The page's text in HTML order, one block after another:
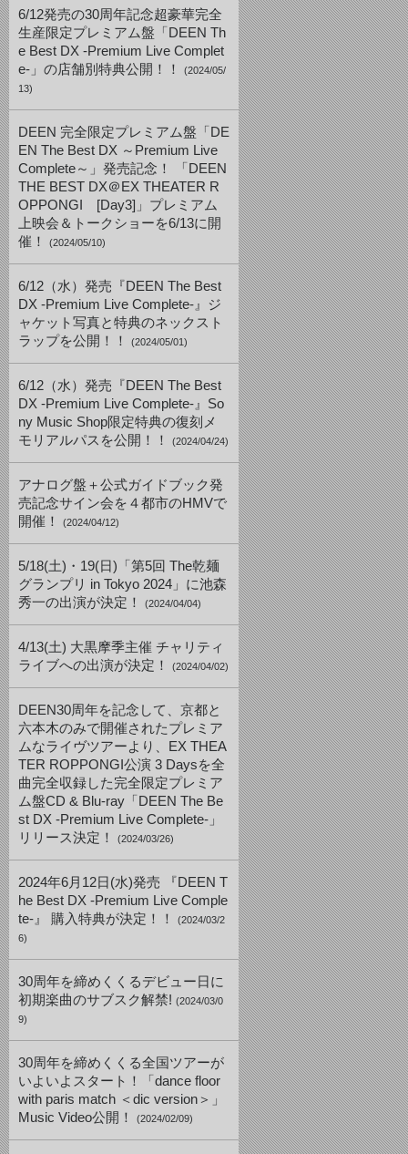
6/12発売の30周年記念超豪華完全
生産限定プレミアム盤「DEEN Th
e Best DX -Premium Live Complet
e-」の店舗別特典公開！！
(2024/05/
13)
DEEN 完全限定プレミアム盤「DE
EN The Best DX ～Premium Live
Complete～」発売記念！ 「DEEN
THE BEST DX＠EX THEATER R
OPPONGI [Day3]」プレミアム
上映会＆トークショーを6/13に開
催！
(2024/05/10)
6/12（水）発売『DEEN The Best
DX -Premium Live Complete-』ジ
ャケット写真と特典のネックスト
ラップを公開！！
(2024/05/01)
6/12（水）発売『DEEN The Best
DX -Premium Live Complete-』So
ny Music Shop限定特典の復刻メ
モリアルパスを公開！！
(2024/04/24)
アナログ盤＋公式ガイドブック発
売記念サイン会を４都市のHMVで
開催！
(2024/04/12)
5/18(土)・19(日)「第5回 The乾麺
グランプリ in Tokyo 2024」に池森
秀一の出演が決定！
(2024/04/04)
4/13(土) 大黒摩季主催 チャリティ
ライブへの出演が決定！
(2024/04/02)
DEEN30周年を記念して、京都と
六本木のみで開催されたプレミア
ムなライヴツアーより、EX THEA
TER ROPPONGI公演 3 Daysを全
曲完全収録した完全限定プレミア
ム盤CD & Blu-ray「DEEN The Be
st DX -Premium Live Complete-」
リリース決定！
(2024/03/26)
2024年6月12日(水)発売 『DEEN T
he Best DX -Premium Live Comple
te-』 購入特典が決定！！
(2024/03/2
6)
30周年を締めくくるデビュー日に
初期楽曲のサブスク解禁! (2024/03/0
9)
30周年を締めくくる全国ツアーが
いよいよスタート！「dance floor
with paris match ＜dic version＞」
Music Video公開！
(2024/02/09)